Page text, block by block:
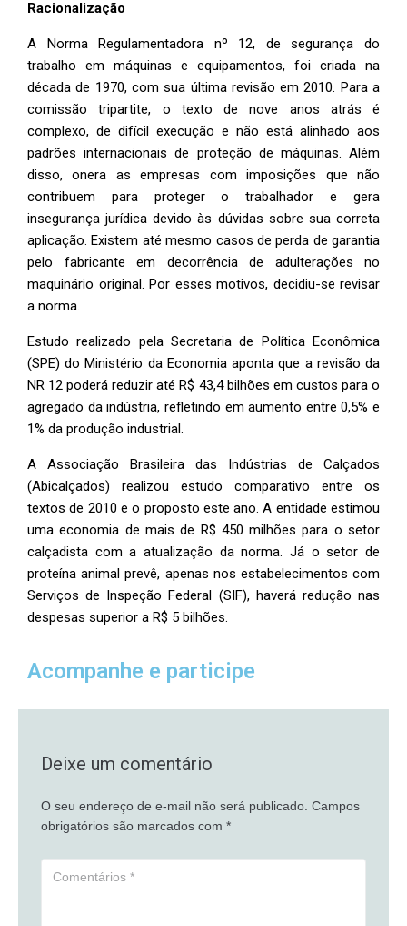
Racionalização
A Norma Regulamentadora nº 12, de segurança do
trabalho em máquinas e equipamentos, foi criada na
década de 1970, com sua última revisão em 2010. Para a
comissão tripartite, o texto de nove anos atrás é
complexo, de difícil execução e não está alinhado aos
padrões internacionais de proteção de máquinas. Além
disso, onera as empresas com imposições que não
contribuem para proteger o trabalhador e gera
insegurança jurídica devido às dúvidas sobre sua correta
aplicação. Existem até mesmo casos de perda de garantia
pelo fabricante em decorrência de adulterações no
maquinário original. Por esses motivos, decidiu-se revisar
a norma.
Estudo realizado pela Secretaria de Política Econômica
(SPE) do Ministério da Economia aponta que a revisão da
NR 12 poderá reduzir até R$ 43,4 bilhões em custos para o
agregado da indústria, refletindo em aumento entre 0,5% e
1% da produção industrial.
A Associação Brasileira das Indústrias de Calçados
(Abicalçados) realizou estudo comparativo entre os
textos de 2010 e o proposto este ano. A entidade estimou
uma economia de mais de R$ 450 milhões para o setor
calçadista com a atualização da norma. Já o setor de
proteína animal prevê, apenas nos estabelecimentos com
Serviços de Inspeção Federal (SIF), haverá redução nas
despesas superior a R$ 5 bilhões.
Acompanhe e participe
Deixe um comentário
O seu endereço de e-mail não será publicado. Campos
obrigatórios são marcados com *